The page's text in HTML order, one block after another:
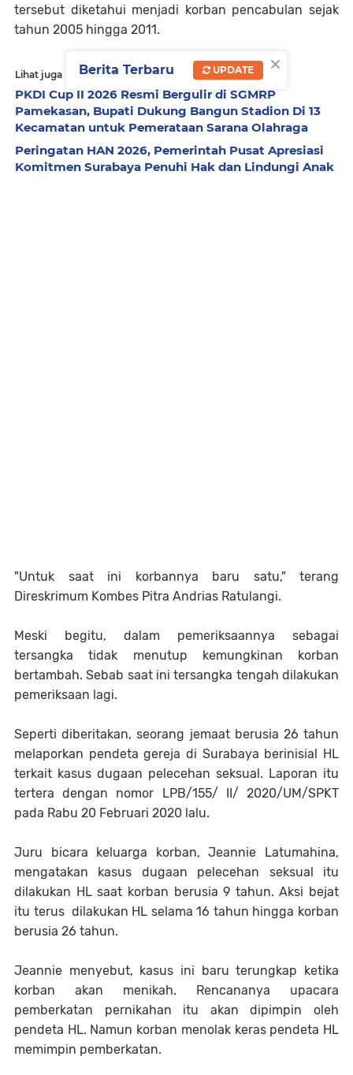
tersebut diketahui menjadi korban pencabulan sejak
tahun 2005 hingga 2011.
Lihat juga
PKDI Cup II 2026 Resmi Bergulir di SGMRP
Pamekasan, Bupati Dukung Bangun Stadion Di 13
Kecamatan untuk Pemerataan Sarana Olahraga
Peringatan HAN 2026, Pemerintah Pusat Apresiasi
Komitmen Surabaya Penuhi Hak dan Lindungi Anak
"Untuk saat ini korbannya baru satu," terang
Direskrimum Kombes Pitra Andrias Ratulangi.
Meski begitu, dalam pemeriksaannya sebagai
tersangka tidak menutup kemungkinan korban
bertambah. Sebab saat ini tersangka tengah dilakukan
pemeriksaan lagi.
Seperti diberitakan, seorang jemaat berusia 26 tahun
melaporkan pendeta gereja di Surabaya berinisial HL
terkait kasus dugaan pelecehan seksual. Laporan itu
tertera dengan nomor LPB/155/ II/ 2020/UM/SPKT
pada Rabu 20 Februari 2020 lalu.
Juru bicara keluarga korban, Jeannie Latumahina,
mengatakan kasus dugaan pelecehan seksual itu
dilakukan HL saat korban berusia 9 tahun. Aksi bejat
itu terus dilakukan HL selama 16 tahun hingga korban
berusia 26 tahun.
Jeannie menyebut, kasus ini baru terungkap ketika
korban akan menikah. Rencananya upacara
pemberkatan pernikahan itu akan dipimpin oleh
pendeta HL. Namun korban menolak keras pendeta HL
memimpin pemberkatan.
×
Berita Terbaru UPDATE